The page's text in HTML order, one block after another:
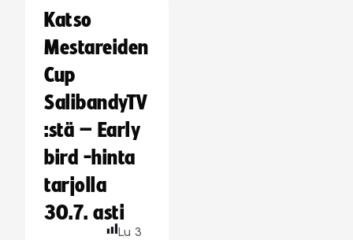
Katso
Mestareiden
Cup
SalibandyTV
:stä – Early
bird -hinta
tarjolla
30.7. asti
Lu 3